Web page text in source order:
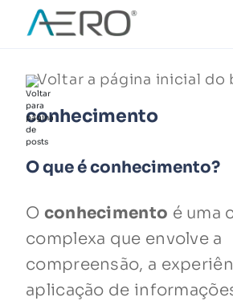
Voltar a página inicial do
conhecimento
O que é conhecimento?
O conhecimento é uma
complexa que envolve a
compreensão, a
aplicação de